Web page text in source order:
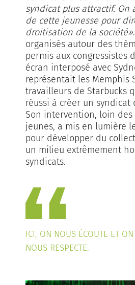
syndicat plus attractif. On
de cette jeunesse pour
droitisation de la société»
organisés autour des
permis aux congressistes
écran interposé avec
représentait les Memphis
travailleurs de Starbucks
réussi à créer un
Son intervention, loin des
jeunes, a mis en lumière
pour développer du
un milieu extrêmement
syndicats.
ICI, ON NOUS ÉCOUTE ET ON
NOUS RESPECTE.